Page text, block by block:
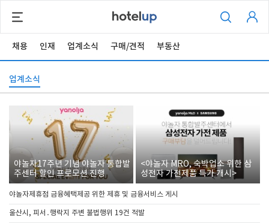
채용 인재 업계소식 구매/견적 부동산
업계소식
야놀자17주년 기념 야놀자 통합발
주센터 할인 프로모션 진행
<야놀자 MRO, 숙박업소 위한 삼
성전자 가전제품 특가 개시>
야놀자제휴점 금융혜택제공 위한 제휴 및 금융서비스 게시
울산시, 피서․행락지 주변 불법행위 19건 적발